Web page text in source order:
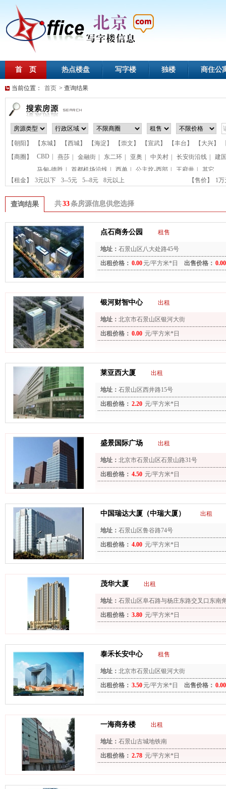
首 页 热点楼盘 写字楼 独楼 商住公
当前位置： 首页 > 查询结果
【朝阳】 【东城】 【西城】 【海淀】 【崇文】 【宣武】 【丰台】 【大兴】
【商圈】
CBD 燕莎 金融街 东二环 亚奥 中关村 长安街沿线
建
马甸-德胜 | 首都机场沿线 | 西单 | 公主坟-西部 | 王府井 |
其它
【租金】
3元以下 3--5元 5--8元 8元以上 【售价】 1
查询结果 共33条房源信息供您选择
点石商务公园 租售
地址： 石景山区八大处路45号
出租价格： 0.00 元/平方米*日 出售价格： 0.00
银河财智中心 出租
地址： 北京市石景山区银河大街
出租价格： 0.00 元/平方米*日
莱亚西大厦 出租
地址： 石景山区西井路15号
出租价格： 2.20 元/平方米*日
盛景国际广场 出租
地址： 北京市石景山区石景山路31号
出租价格： 4.50 元/平方米*日
中国瑞达大厦（中瑞大厦） 出租
地址： 石景山区鲁谷路74号
出租价格： 4.00 元/平方米*日
茂华大厦 出租
地址： 石景山区阜石路与杨庄东路交叉口东南
出租价格： 3.80 元/平方米*日
泰禾长安中心 租售
地址： 北京市石景山区银河大街
出租价格： 3.50 元/平方米*日 出售价格： 0.00
一海商务楼 出租
地址： 石景山古城地铁南
出租价格： 2.78 元/平方米*日